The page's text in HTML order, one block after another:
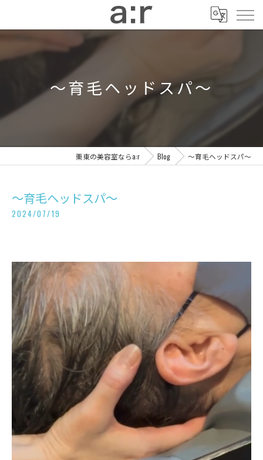
〜育毛ヘッドスパ〜
栗東の美容室ならa:r Blog 〜育毛ヘッドスパ〜
〜育毛ヘッドスパ〜
2024/07/19